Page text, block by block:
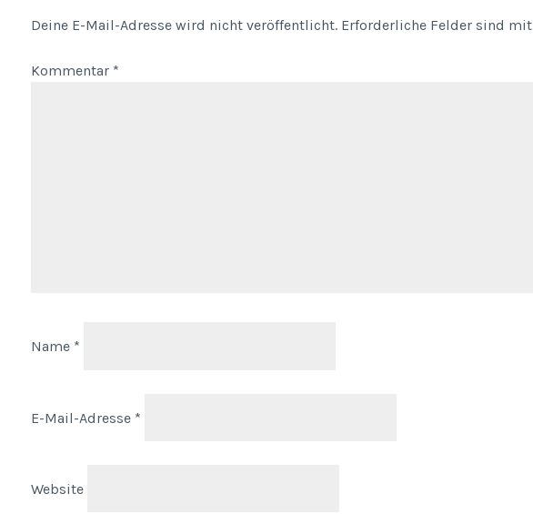
Deine E-Mail-Adresse wird nicht veröffentlicht. Erforderliche Felder sind mit
Kommentar *
Name *
E-Mail-Adresse *
Website